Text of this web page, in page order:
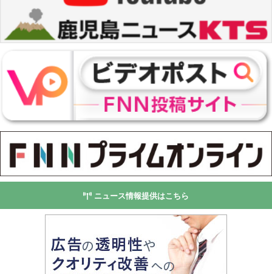
ニュース情報提供はこちら